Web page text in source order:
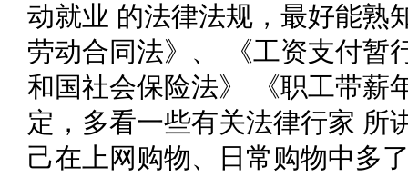
动就业 的法律法规，最好能熟
劳动合同法》、 《工资支付暂
和国社会保险法》 《职工带薪
定，多看一些有关法律行家 所
己在上网购物、日常购物中多